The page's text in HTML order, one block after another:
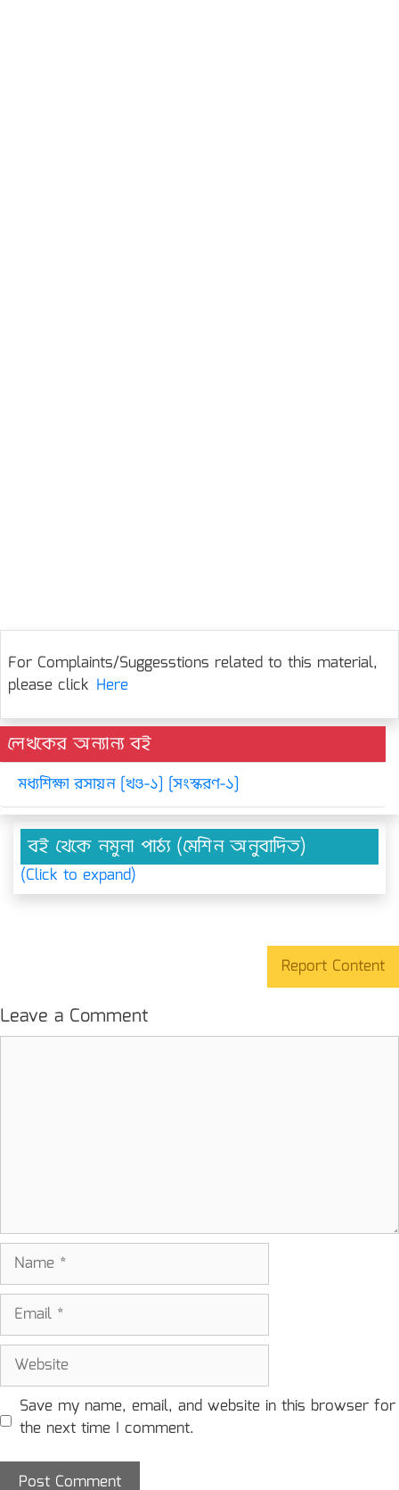
For Complaints/Suggesstions related to this material,
please click Here
লেখকের অন্যান্য বই
মধ্যশিক্ষা রসায়ন [খণ্ড-১] [সংস্করণ-১]
বই থেকে নমুনা পাঠ্য (মেশিন অনুবাদিত)
(Click to expand)
Report Content
Leave a Comment
Name
Email
Website
Save my name, email, and website in this browser for
the next time I comment.